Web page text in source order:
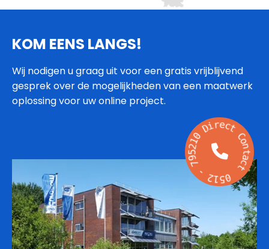
KOM EENS LANGS!
Wij nodigen u graag uit voor een gratis vrijblijvend
gesprek over de mogelijkheden van een maatwerk
oplossing voor uw online project.
0
5
1
2
-
7
9
5
2
1
0
Direct
C
o
n
t
a
c
t